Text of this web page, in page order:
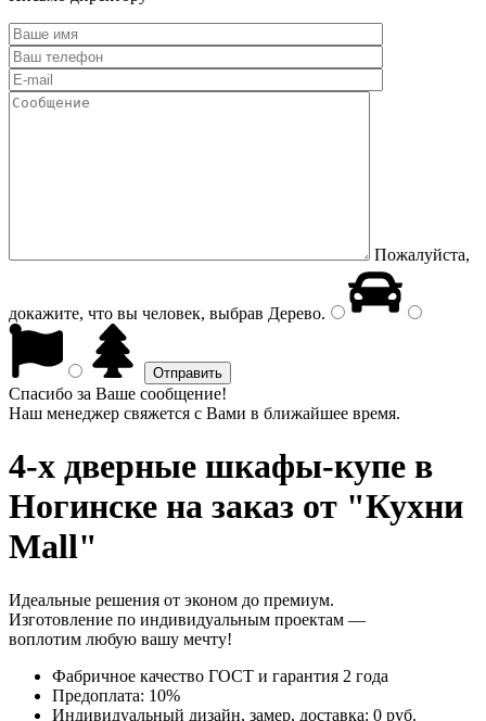
Пожалуйста,
докажите, что вы человек, выбрав Дерево.
Спасибо за Ваше сообщение!
Наш менеджер свяжется с Вами в ближайшее время.
4-х дверные шкафы-купе в
Ногинске на заказ от "Кухни
Mall"
Идеальные решения от эконом до премиум.
Изготовление по индивидуальным проектам —
воплотим любую вашу мечту!
Фабричное качество ГОСТ и гарантия 2 года
Предоплата: 10%
Индивидуальный дизайн, замер, доставка: 0 руб.